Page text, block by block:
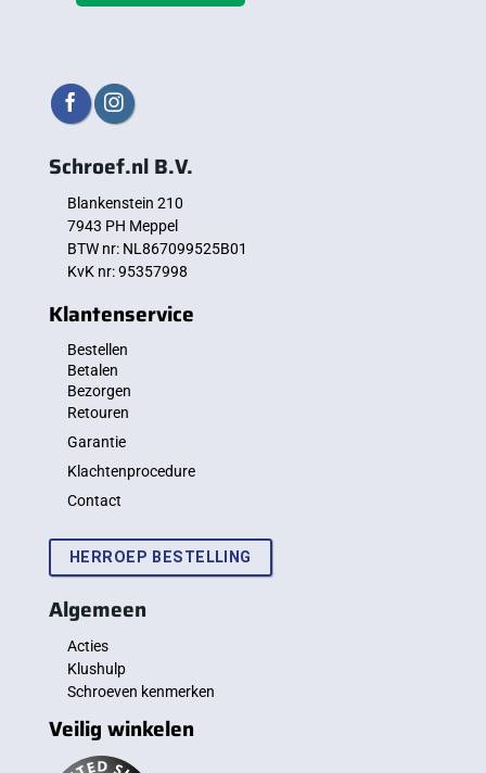
Schroef.nl B.V.
Blankenstein 210
7943 PH Meppel
BTW nr: NL867099525B01
KvK nr: 95357998
Klantenservice
Bestellen
Betalen
Bezorgen
Retouren
Garantie
Klachtenprocedure
Contact
HERROEP BESTELLING
Algemeen
Acties
Klushulp
Schroeven kenmerken
Veilig winkelen